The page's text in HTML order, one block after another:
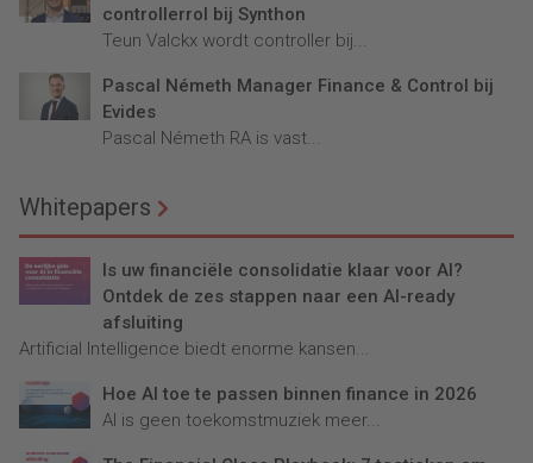
controllerrol bij Synthon
Teun Valckx wordt controller bij...
Pascal Németh Manager Finance & Control bij
Evides
Pascal Németh RA is vast...
Whitepapers
Is uw financiële consolidatie klaar voor AI?
Ontdek de zes stappen naar een AI-ready
afsluiting
Artificial Intelligence biedt enorme kansen...
Hoe AI toe te passen binnen finance in 2026
AI is geen toekomstmuziek meer...